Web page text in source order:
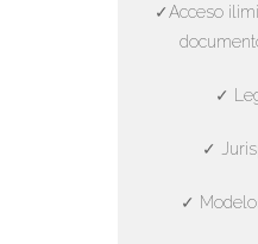
✓Acceso
✓
✓
✓